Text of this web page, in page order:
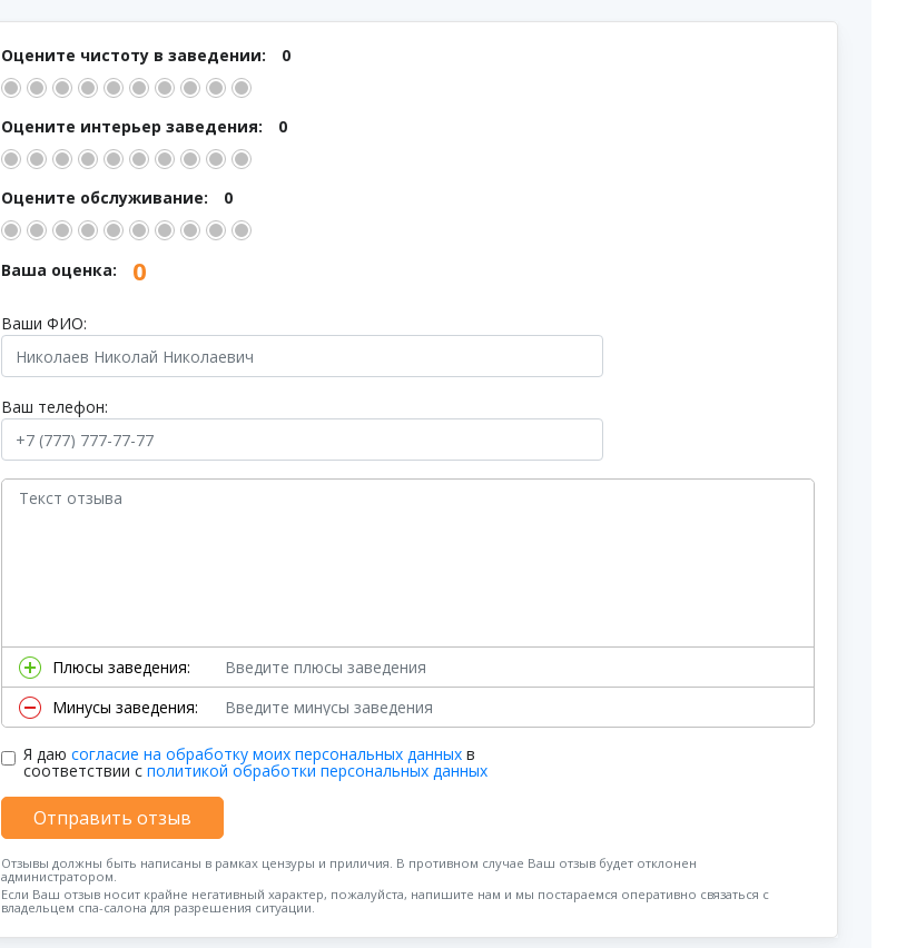
Оцените чистоту в заведении: 0
Оцените интерьер заведения: 0
Оцените обслуживание: 0
Ваша оценка: 0
Ваши ФИО:
Ваш телефон:
Плюсы заведения:
Минусы заведения:
Я даюсогласие на обработку моих персональных данных в
соответствии сполитикой обработки персональных данных
Отправить отзыв
Отзывы должны быть написаны в рамках цензуры и приличия. В противном случае Ваш отзыв будет отклонен
администратором.
Если Ваш отзыв носит крайне негативный характер, пожалуйста, напишите нам и мы постараемся оперативно связаться с
владельцем спа-салона для разрешения ситуации.